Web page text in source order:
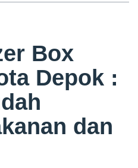
Box
Depok :
dan